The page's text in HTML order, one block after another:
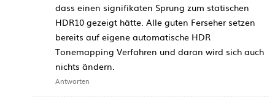
dass einen signifikaten Sprung zum statischen
HDR10 gezeigt hätte. Alle guten Ferseher setzen
bereits auf eigene automatische HDR
Tonemapping Verfahren und daran wird sich auch
nichts ändern.
Antworten